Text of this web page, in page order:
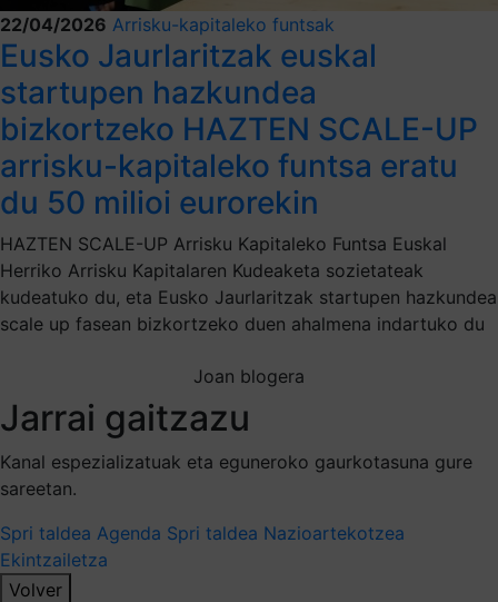
22/04/2026 Arrisku-kapitaleko funtsak
Eusko Jaurlaritzak euskal
startupen hazkundea
bizkortzeko HAZTEN SCALE-UP
arrisku-kapitaleko funtsa eratu
du 50 milioi eurorekin
HAZTEN SCALE-UP Arrisku Kapitaleko Funtsa Euskal
Herriko Arrisku Kapitalaren Kudeaketa sozietateak
kudeatuko du, eta Eusko Jaurlaritzak startupen hazkundea
scale up fasean bizkortzeko duen ahalmena indartuko du
Joan blogera
Jarrai gaitzazu
Kanal espezializatuak eta eguneroko gaurkotasuna gure
sareetan.
Spri taldea Agenda Spri taldea Nazioartekotzea
Ekintzailetza
Volver